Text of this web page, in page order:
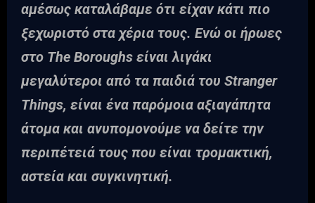
αμέσως καταλάβαμε ότι είχαν κάτι πιο
ξεχωριστό στα χέρια τους. Ενώ οι ήρωες
στο The Boroughs είναι λιγάκι
μεγαλύτεροι από τα παιδιά του Stranger
Things, είναι ένα παρόμοια αξιαγάπητα
άτομα και ανυπομονούμε να δείτε την
περιπέτειά τους που είναι τρομακτική,
αστεία και συγκινητική.